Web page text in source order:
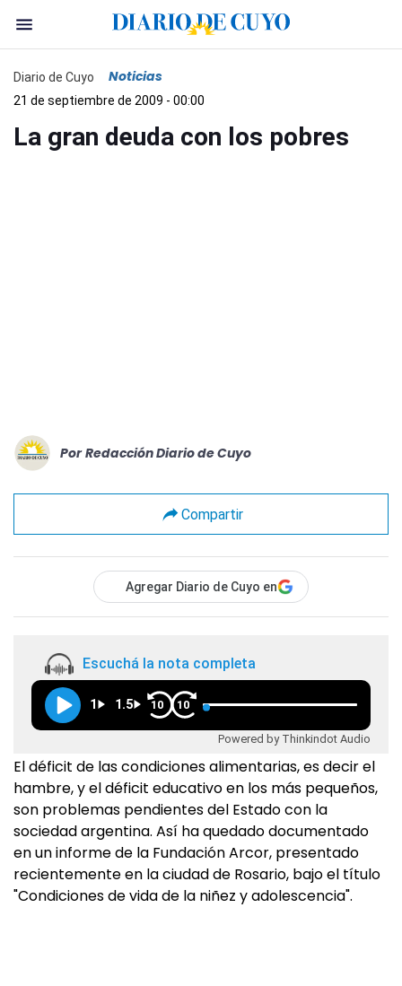
Diario de Cuyo Noticias
21 de septiembre de 2009 - 00:00
La gran deuda con los pobres
Por Redacción Diario de Cuyo
Compartir
Agregar Diario de Cuyo en
Escuchá la nota completa
1 1.5 10 10
Powered by Thinkindot Audio
El déficit de las condiciones alimentarias, es decir el
hambre, y el déficit educativo en los más pequeños,
son problemas pendientes del Estado con la
sociedad argentina. Así ha quedado documentado
en un informe de la Fundación Arcor, presentado
recientemente en la ciudad de Rosario, bajo el título
"Condiciones de vida de la niñez y adolescencia".